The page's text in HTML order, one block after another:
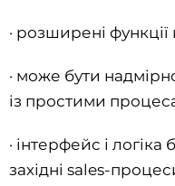
· розширені
· може бути
із простими
· інтерфейс і логіка
західні sales-